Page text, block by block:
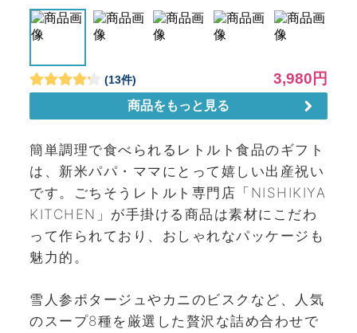
簡単調理で食べられるレトルト食品のギフト
は、新米パパ・ママにとって嬉しい出産祝い
です。ごちそうレトルト専門店「NISHIKIYA
KITCHEN」が手掛ける商品は素材にこだわ
って作られており、おしゃれなパッケージも
魅力的。
雪人参ポタージュやカニのビスクなど、人気
のスープ8種を厳選した贅沢な詰め合わせで